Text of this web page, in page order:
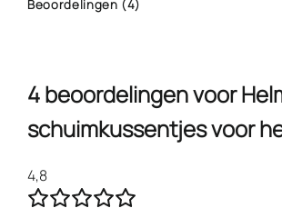
Beoordelingen (4)
4 beoordelingen voor
schuimkussentjes voor
4,8